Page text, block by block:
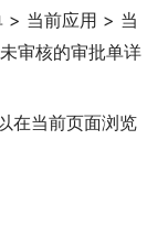
> 当前应用 > 当
审核的审批单详
在当前页面浏览